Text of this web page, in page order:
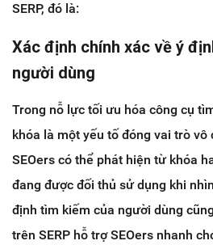
SERP, đó là:
Xác định chính xác về ý
người dùng
Trong nỗ lực tối ưu hóa công cụ
khóa là một yếu tố đóng vai trò vô
SEOers có thể phát hiện từ khóa
đang được đối thủ sử dụng khi
định tìm kiếm của người dùng
trên SERP hỗ trợ SEOers nhanh